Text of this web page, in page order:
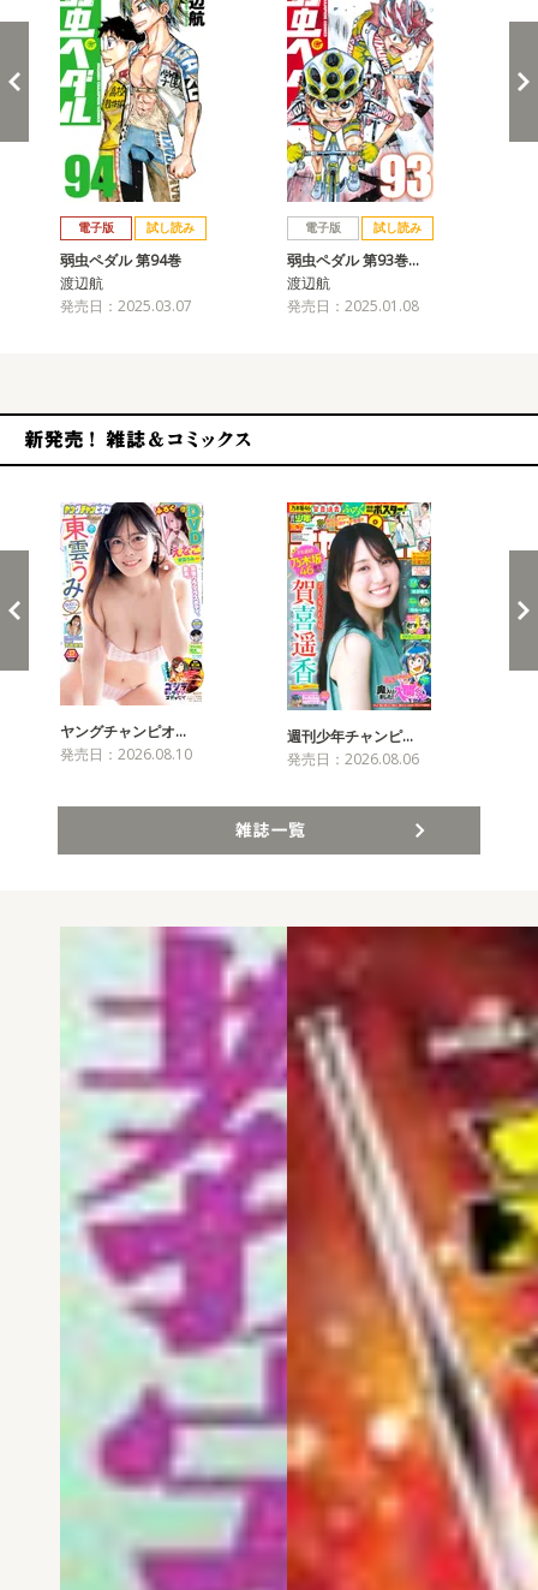
電子版 試し読み
弱虫ペダル 第94巻
渡辺航
発売日：2025.03.07
電子版 試し読み
弱虫ペダル 第93巻…
渡辺航
発売日：2025.01.08
ヤングチャンピオ…
発売日：2026.08.10
週刊少年チャンピ…
発売日：2026.08.06